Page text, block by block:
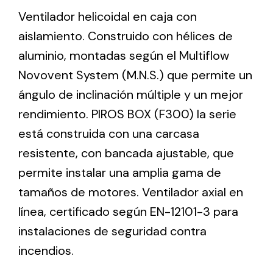
Ventilation
The incorporation of Novovent into the group
meant a greater offer of ventilation products for
different uses
Iluminación Solar
Variedad de soluciones solares para todo tipo
de necesidades.
Ventilador helicoidal en caja con
aislamiento. Construido con hélices de
aluminio, montadas según el Multiflow
Novovent System (M.N.S.) que permite un
ángulo de inclinación múltiple y un mejor
rendimiento. PIROS BOX (F300) la serie
está construida con una carcasa
resistente, con bancada ajustable, que
permite instalar una amplia gama de
tamaños de motores. Ventilador axial en
línea, certificado según EN-12101-3 para
instalaciones de seguridad contra
incendios.